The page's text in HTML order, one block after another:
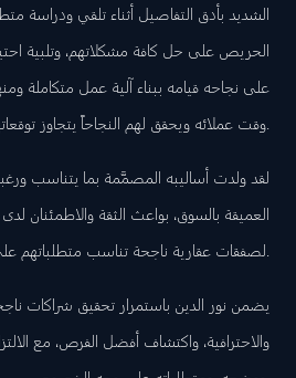
الشديد بأدق التفاصيل أثناء تلقي ودراسة
الحريص على حل كافة مشكلاتهم، وتلبية
على نجاحه قيامه ببناء آلية عمل متكاملة
لقد ولدت أساليبه المصمَّمة بما يتناسب
العميقة بالسوق، بواعث الثقة والاطمئنان
يضمن نور الدين باستمرار تحقيق شراكات
والاحترافية، واكتشاف أفضل الفرص، مع